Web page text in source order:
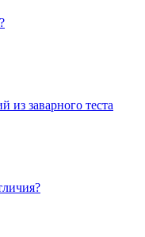
заварного теста